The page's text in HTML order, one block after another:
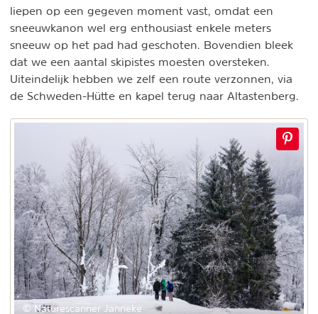
liepen op een gegeven moment vast, omdat een
sneeuwkanon wel erg enthousiast enkele meters
sneeuw op het pad had geschoten. Bovendien bleek
dat we een aantal skipistes moesten oversteken.
Uiteindelijk hebben we zelf een route verzonnen, via
de Schweden-Hütte en kapel terug naar Altastenberg.
© Naturescanner Janneke